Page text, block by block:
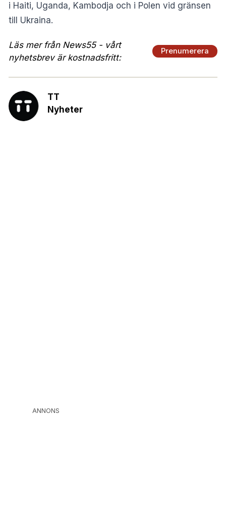
i Haiti, Uganda, Kambodja och i Polen vid gränsen
till Ukraina.
Läs mer från News55 - vårt
nyhetsbrev är kostnadsfritt:
Prenumerera
TT
Nyheter
ANNONS